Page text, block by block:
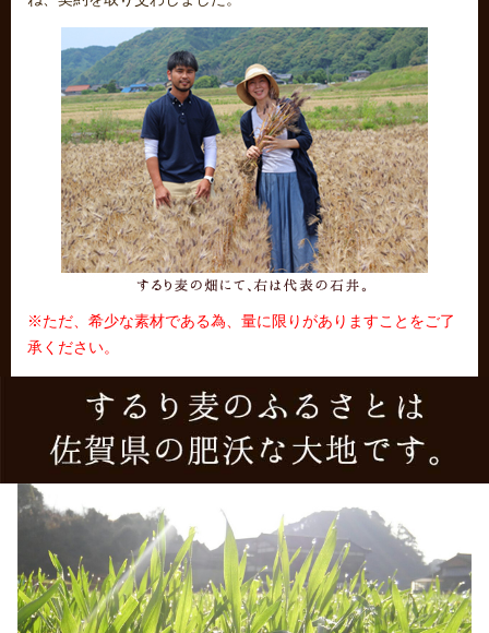
していたのが“するり麦”の原料となるダイシモチというもち麦
でした。「本当にこの価値がわかる人に手にとって欲しい！」
という生産農家さんの想いをうけとり、「私たちがこの素材の
価値をしっかり伝えていきます！」と翌週には実際に畑を訪
ね、契約を取り交わしました。
※ただ、希少な素材である為、量に限りがありますことをご了
承ください。